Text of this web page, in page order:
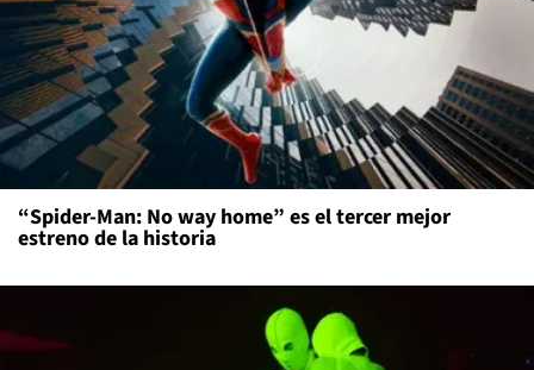
“Spider-Man: No way home” es el tercer mejor
estreno de la historia